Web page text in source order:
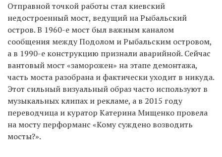
Отправной точкой работы стал киевский
недостроенный мост, ведущий на Рыбальский
остров. В 1960-е мост был важным каналом
сообщения между Подолом и Рыбальским островом,
а в 1990-е конструкцию признали аварийной. Сейчас
вантовый мост «заморожен» на этапе демонтажа,
часть моста разобрана и фактически уходит в никуда.
Этот сильный визуальный образ часто используют в
музыкальных клипах и рекламе, а в 2015 году
переводчица и куратор Катерина Мищенко провела
на мосту перформанс «Кому суждено возводить
мосты?».